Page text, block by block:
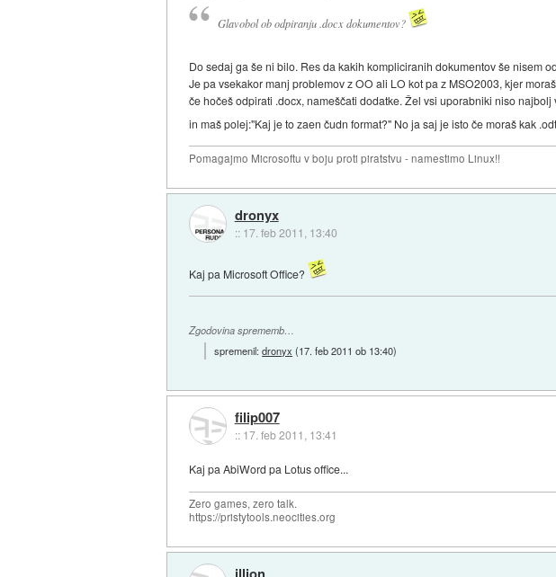
Glavobol ob odpiranju .docx dokumentov?
Do sedaj ga še ni bilo. Res da kakih kompliciranih dokumentov še nisem
Je pa vsekakor manj problemov z OO ali LO kot pa z MSO2003, kjer
če hočeš odpirati .docx, nameščati dodatke. Žel vsi uporabniki niso najbolj
in maš polej:"Kaj je to zaen čudn format?" No ja saj je isto če moraš kak
Pomagajmo Microsoftu v boju proti piratstvu - namestimo Linux!!
dronyx
:: 17. feb 2011, 13:40
Kaj pa Microsoft Office?
Zgodovina sprememb…
spremenil:dronyx (17. feb 2011 ob 13:40)
filip007
:: 17. feb 2011, 13:41
Kaj pa AbiWord pa Lotus office...
Zero games, zero talk.
https://pristytools.neocities.org